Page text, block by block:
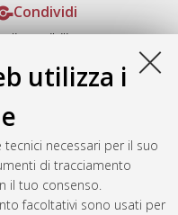
utilizza i
necessari per il suo
di tracciamento
il tuo consenso.
facoltativi sono usati per
Condividi